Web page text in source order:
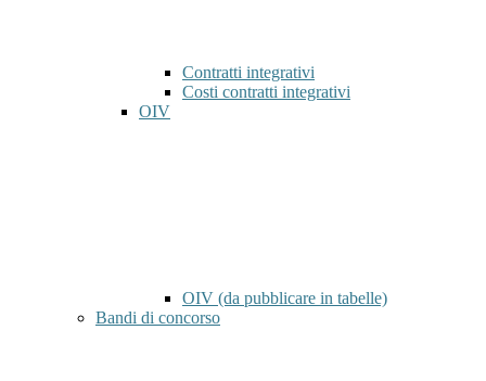
Contratti integrativi
Costi contratti integrativi
OIV
OIV (da pubblicare in tabelle)
Bandi di concorso